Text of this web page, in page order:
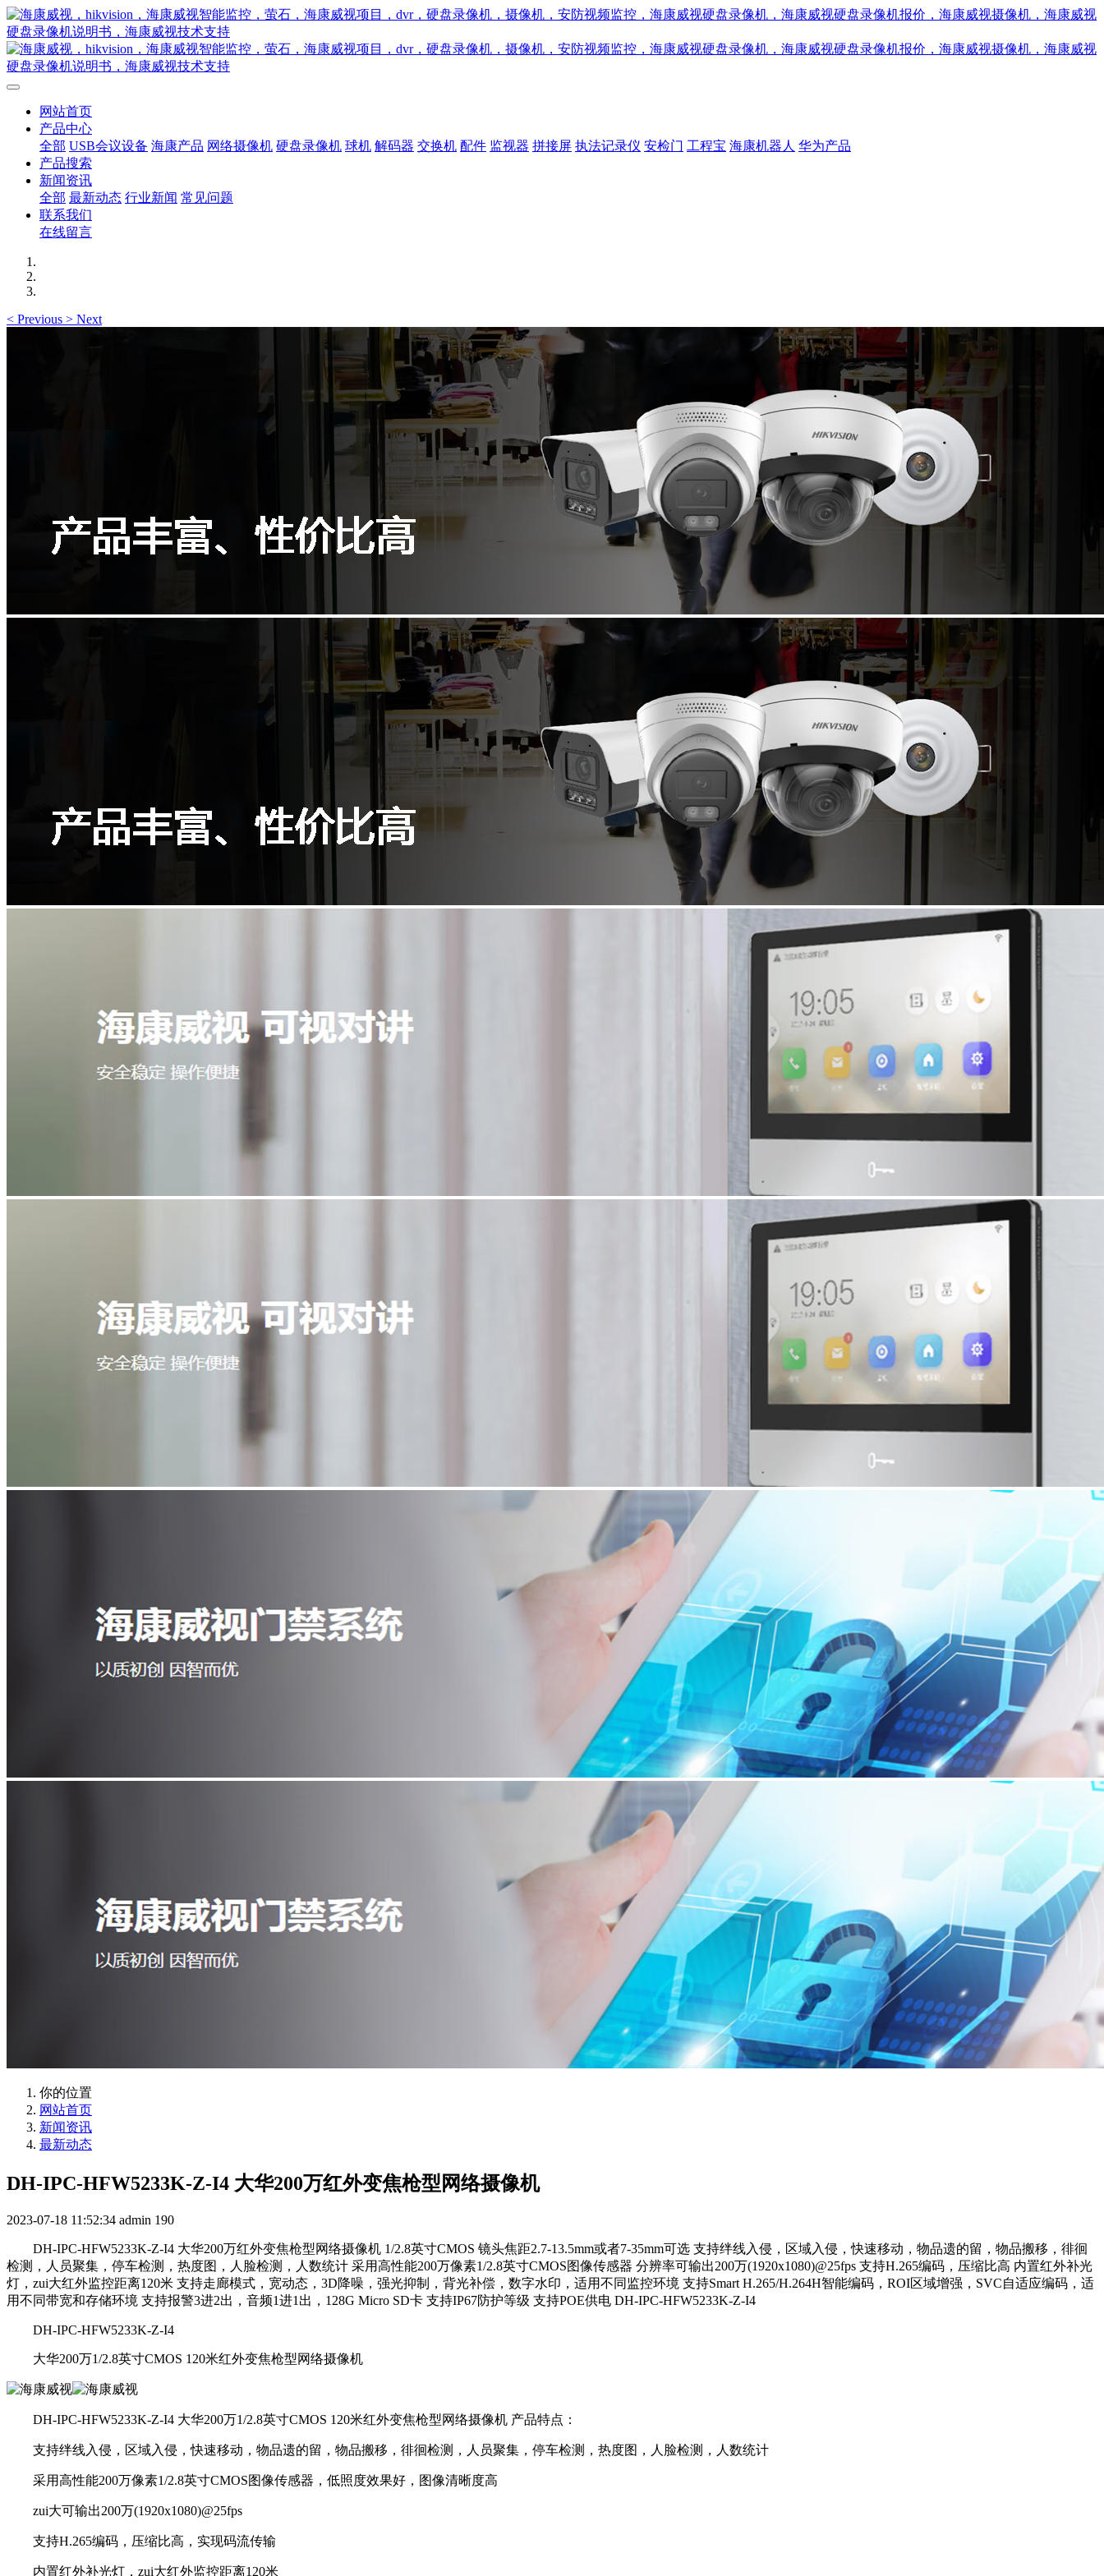
网站首页
产品中心
全部 USB会议设备 海康产品 网络摄像机 硬盘录像机 球机 解码器 交换机 配件 监视器 拼接屏 执法记录仪 安检门 工程宝 海康机器人 华为产品
产品搜索
新闻资讯
全部 最新动态 行业新闻 常见问题
联系我们
在线留言
< Previous > Next
你的位置
网站首页
新闻资讯
最新动态
DH-IPC-HFW5233K-Z-I4 大华200万红外变焦枪型网络摄像机
2023-07-18 11:52:34 admin 190
DH-IPC-HFW5233K-Z-I4 大华200万红外变焦枪型网络摄像机 1/2.8英寸CMOS 镜头焦距2.7-13.5mm或者7-35mm可选 支持绊线入侵，区域入侵，快速移动，物品遗的留，物品搬移，徘徊
检测，人员聚集，停车检测，热度图，人脸检测，人数统计 采用高性能200万像素1/2.8英寸CMOS图像传感器 分辨率可输出200万(1920x1080)@25fps 支持H.265编码，压缩比高 内置红外补光
灯，zui大红外监控距离120米 支持走廊模式，宽动态，3D降噪，强光抑制，背光补偿，数字水印，适用不同监控环境 支持Smart H.265/H.264H智能编码，ROI区域增强，SVC自适应编码，适
用不同带宽和存储环境 支持报警3进2出，音频1进1出，128G Micro SD卡 支持IP67防护等级 支持POE供电 DH-IPC-HFW5233K-Z-I4
DH-IPC-HFW5233K-Z-I4
大华200万1/2.8英寸CMOS 120米红外变焦枪型网络摄像机
DH-IPC-HFW5233K-Z-I4 大华200万1/2.8英寸CMOS 120米红外变焦枪型网络摄像机 产品特点：
支持绊线入侵，区域入侵，快速移动，物品遗的留，物品搬移，徘徊检测，人员聚集，停车检测，热度图，人脸检测，人数统计
采用高性能200万像素1/2.8英寸CMOS图像传感器，低照度效果好，图像清晰度高
zui大可输出200万(1920x1080)@25fps
支持H.265编码，压缩比高，实现码流传输
内置红外补光灯，zui大红外监控距离120米